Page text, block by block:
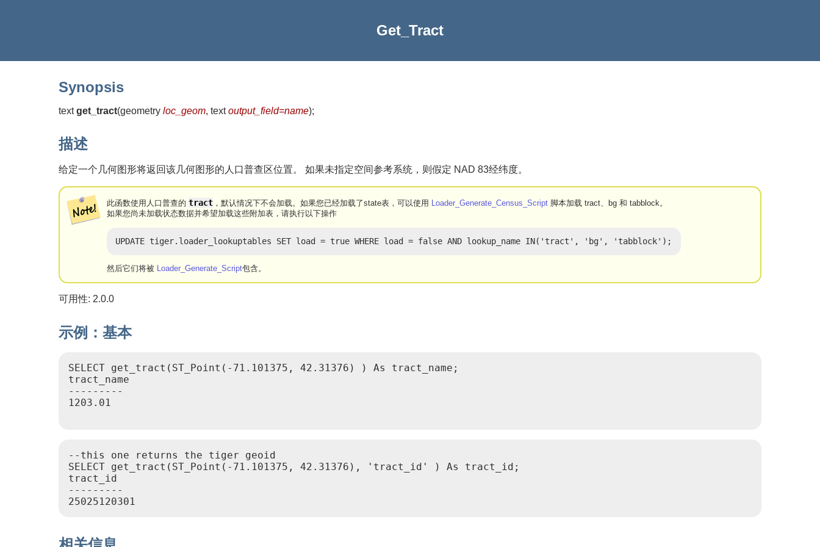
Get_Tract
Synopsis
textget_tract(geometry loc_geom, textoutput_field=name);
描述
给定一个几何图形将返回该几何图形的人口普查区位置。 如果未指定空间参考系统，则假定 NAD 83经纬度。
此函数使用人口普查的tract ，默认情况下不会加载。如果您已经加载了state表，可以使用 Loader_Generate_Census_Script 脚本加载 tract、bg 和 tabblock。
如果您尚未加载状态数据并希望加载这些附加表，请执行以下操作
UPDATE tiger.loader_lookuptables SET load = true WHERE load = false AND lookup_name IN('tract', 'bg', 'tabblock');
然后它们将被 Loader_Generate_Script包含。
可用性: 2.0.0
示例：基本
SELECT get_tract(ST_Point(-71.101375, 42.31376) ) As tract_name;
tract_name
---------
1203.01
--this one returns the tiger geoid
SELECT get_tract(ST_Point(-71.101375, 42.31376), 'tract_id' ) As tract_id;
tract_id
---------
25025120301